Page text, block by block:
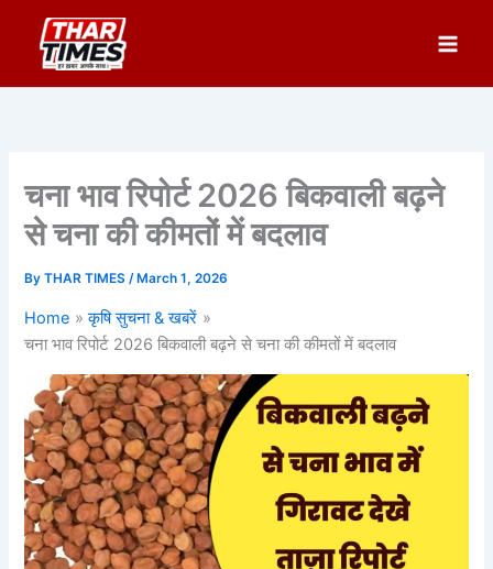
content
चना भाव रिपोर्ट 2026 बिकवाली बढ़ने
से चना की कीमतों में बदलाव
ByTHAR TIMES/ March 1, 2026
Home
कृषि सुचना & खबरें
चना भाव रिपोर्ट 2026 बिकवाली बढ़ने से चना की कीमतों में बदलाव